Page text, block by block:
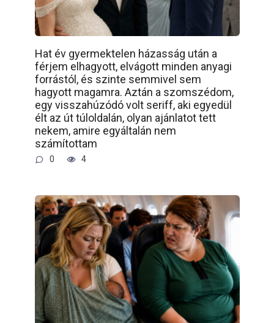
Hat év gyermektelen házasság után a
férjem elhagyott, elvágott minden anyagi
forrástól, és szinte semmivel sem
hagyott magamra. Aztán a szomszédom,
egy visszahúzódó volt seriff, aki egyedül
élt az út túloldalán, olyan ajánlatot tett
nekem, amire egyáltalán nem
számítottam
0 4